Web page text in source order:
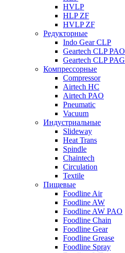
HVLP
HLP ZF
HVLP ZF
Редукторные
Indo Gear CLP
Geartech CLP PAO
Geartech CLP PAG
Компрессорные
Compressor
Airtech HC
Airtech PAO
Pneumatic
Vacuum
Индустриальные
Slideway
Heat Trans
Spindle
Chaintech
Circulation
Textile
Пищевые
Foodline Air
Foodline AW
Foodline AW PAO
Foodline Chain
Foodline Gear
Foodline Grease
Foodline Spray